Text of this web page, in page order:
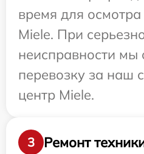
время для
Miele. При
неисправности мы
перевозку за наш
центр Miele.
3
Ремонт